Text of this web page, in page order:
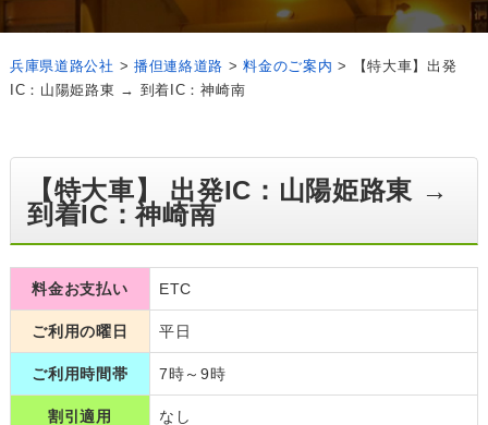
兵庫県道路公社 > 播但連絡道路 >料金のご案内 >
【特大車】出発
IC：山陽姫路東 → 到着IC：神崎南
【特大車】 出発IC：山陽姫路東 →
到着IC：神崎南
料金お支払い ETC
ご利用の曜日 平日
ご利用時間帯 7時～9時
割引適用 なし